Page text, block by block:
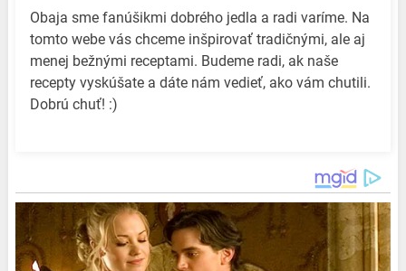
Obaja sme fanúšikmi dobrého jedla a radi varíme. Na
tomto webe vás chceme inšpirovať tradičnými, ale aj
menej bežnými receptami. Budeme radi, ak naše
recepty vyskúšate a dáte nám vedieť, ako vám chutili.
Dobrú chuť! :)